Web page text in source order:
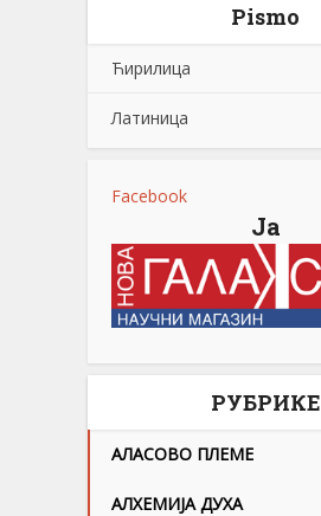
Pismo
Ћирилица
Латиница
Facebook
Ја
РУБРИКЕ
АЛАСОВО ПЛЕМЕ
АЛХЕМИЈА ДУХА